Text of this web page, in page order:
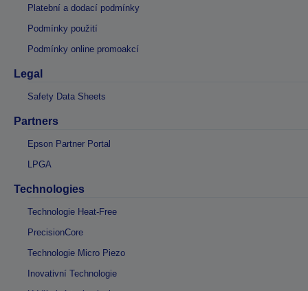
Platební a dodací podmínky
Podmínky použití
Podmínky online promoakcí
Legal
Safety Data Sheets
Partners
Epson Partner Portal
LPGA
Technologies
Technologie Heat-Free
PrecisionCore
Technologie Micro Piezo
Inovativní Technologie